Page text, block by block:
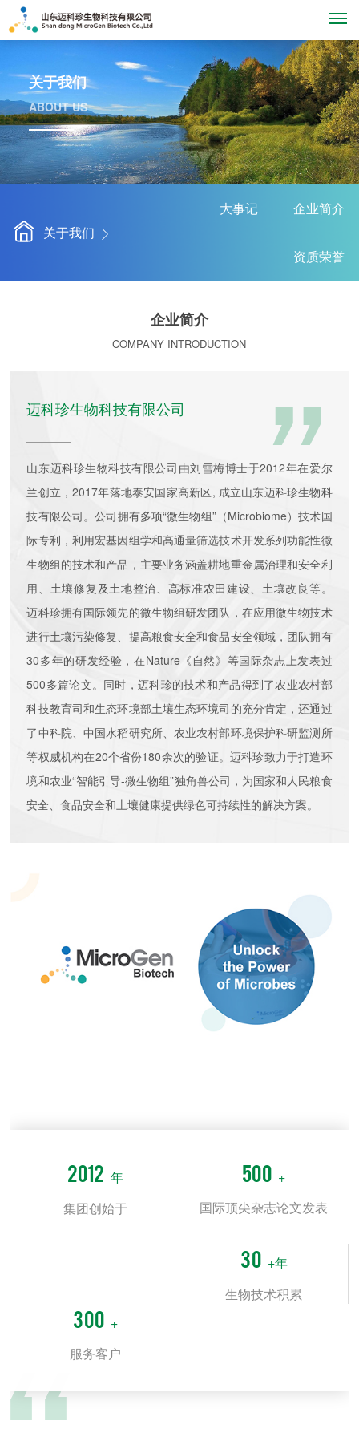
关于我们
ABOUT US
关于我们
企业简介
大事记
资质荣誉
企业简介
COMPANY INTRODUCTION
迈科珍生物科技有限公司
山东迈科珍生物科技有限公司由刘雪梅博士于2012年在爱尔
兰创立，2017年落地泰安国家高新区, 成立山东迈科珍生物科
技有限公司。公司拥有多项“微生物组”（Microbiome）技术国
际专利，利用宏基因组学和高通量筛选技术开发系列功能性微
生物组的技术和产品，主要业务涵盖耕地重金属治理和安全利
用、土壤修复及土地整治、高标准农田建设、土壤改良等。
迈科珍拥有国际领先的微生物组研发团队，在应用微生物技术
进行土壤污染修复、提高粮食安全和食品安全领域，团队拥有
30多年的研发经验，在Nature《自然》等国际杂志上发表过
500多篇论文。同时，迈科珍的技术和产品得到了农业农村部
科技教育司和生态环境部土壤生态环境司的充分肯定，还通过
了中科院、中国水稻研究所、农业农村部环境保护科研监测所
等权威机构在20个省份180余次的验证。迈科珍致力于打造环
境和农业“智能引导-微生物组”独角兽公司，为国家和人民粮食
安全、食品安全和土壤健康提供绿色可持续性的解决方案。
2012 年
集团创始于
500 +
国际顶尖杂志论文发表
30 +年
生物技术积累
300 +
服务客户